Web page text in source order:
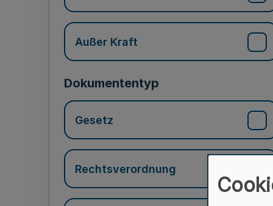
Außer Kraft
Dokumententyp
Gesetz
Rechtsverordnung